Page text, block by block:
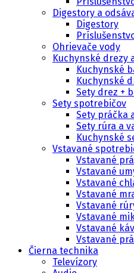
Digestory a
Digestory
Ohrievače vody
Kuchynské drezy
Kuchynské
Kuchynské
Sety drez +
Sety spotrebičov
Sety práčka
Sety rúra a
Kuchynské
Vstavané
Vstavané
Vstavané
Vstavané
Vstavané
Vstavané
Vstavané
Vstavané
Vstavané
Čierna technika
Televízory